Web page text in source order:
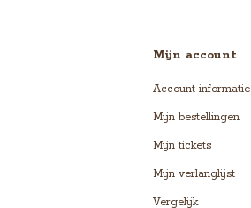
Mijn account
Account informatie
Mijn bestellingen
Mijn tickets
Mijn verlanglijst
Vergelijk